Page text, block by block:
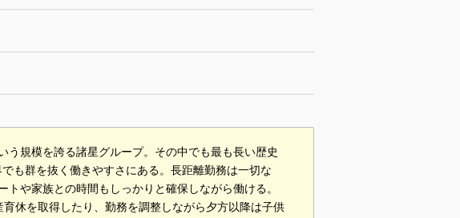
規模を誇る諸星グループ。その中でも最も長い歴史
も群を抜く働きやすさにある。長距離勤務は一切な
や家族との時間もしっかりと確保しながら働ける。
休を取得したり、勤務を調整しながら夕方以降は子供